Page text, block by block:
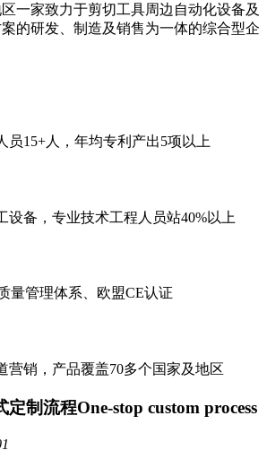
一家致力于剪切工具周边自动化设备及
的研发、制造及销售为一体的综合型企
员15+人，年均专利产出5项以上
设备，专业技术工程人员站40%以上
量管理体系、欧盟CE认证
营销，产品覆盖70多个国家及地区
定制流程One-stop custom process